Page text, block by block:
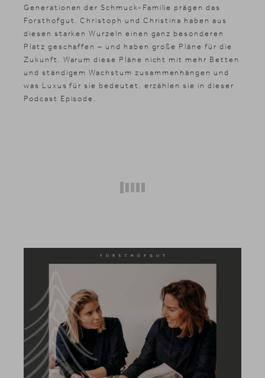
Generationen der Schmuck-Familie prägen das
Forsthofgut. Christoph und Christina haben aus
diesen starken Wurzeln einen ganz besonderen
Platz geschaffen – und haben große Pläne für die
Zukunft. Warum diese Pläne nicht mit mehr Betten
und ständigem Wachstum zusammenhängen und
was Luxus für sie bedeutet, erzählen sie in dieser
Podcast Episode.